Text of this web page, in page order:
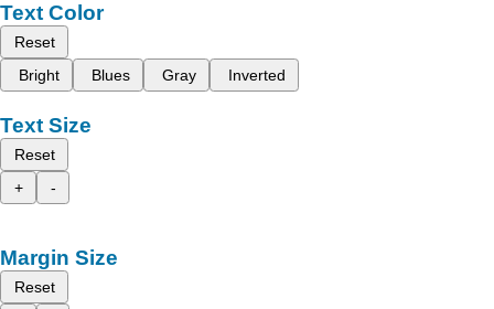
Text Color
Reset
Bright
Blues Gray Inverted
Text Size
Reset
+
-
Margin Size
Reset